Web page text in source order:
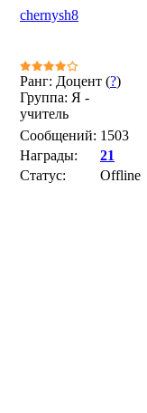
chernysh8
Ранг: Доцент (?)
Группа: Я -
учитель
Сообщений: 1503
Награды:
21
Статус:
Offline